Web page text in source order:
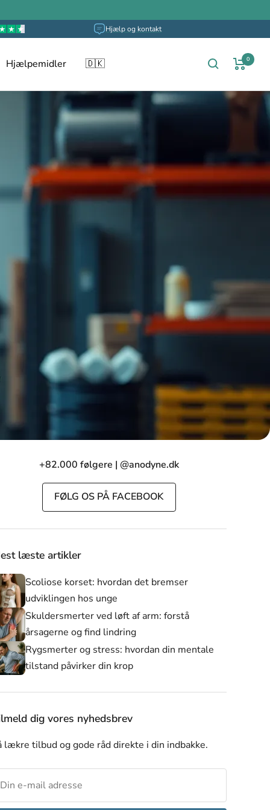
Hjælp og kontakt
Hjælpemidler 🇩🇰 0
+82.000 følgere | @anodyne.dk
FØLG OS PÅ FACEBOOK
læste artikler
Scoliose korset: hvordan det bremser
udviklingen hos unge
Skuldersmerter ved løft af arm: forstå
årsagerne og find lindring
Rygsmerter og stress: hvordan din mentale
tilstand påvirker din krop
dig vores nyhedsbrev
lækre tilbud og gode råd direkte i din indbakke.